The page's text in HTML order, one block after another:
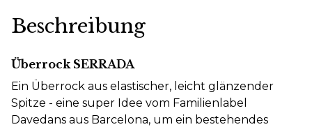
Beschreibung
Überrock SERRADA
Ein Überrock aus elastischer, leicht glänzender
Spitze - eine super Idee vom Familienlabel
Davedans aus Barcelona, um ein bestehendes